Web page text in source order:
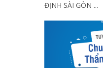
ĐỊNH SÀI GÒN ...